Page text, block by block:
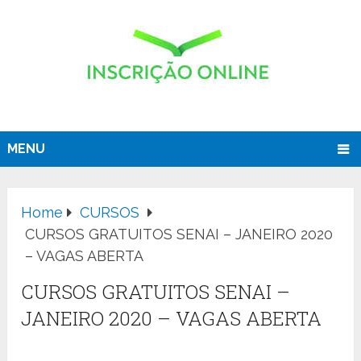
MENU
Home
CURSOS
CURSOS GRATUITOS SENAI – JANEIRO 2020
– VAGAS ABERTA
CURSOS GRATUITOS SENAI –
JANEIRO 2020 – VAGAS ABERTA